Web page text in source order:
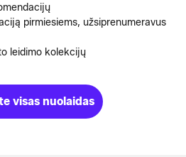
pirmiesiems, užsiprenumeravus
leidimo kolekcijų
visas nuolaidas